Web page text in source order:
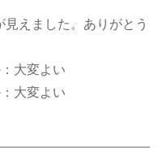
えました。ありがとう
大変よい
大変よい